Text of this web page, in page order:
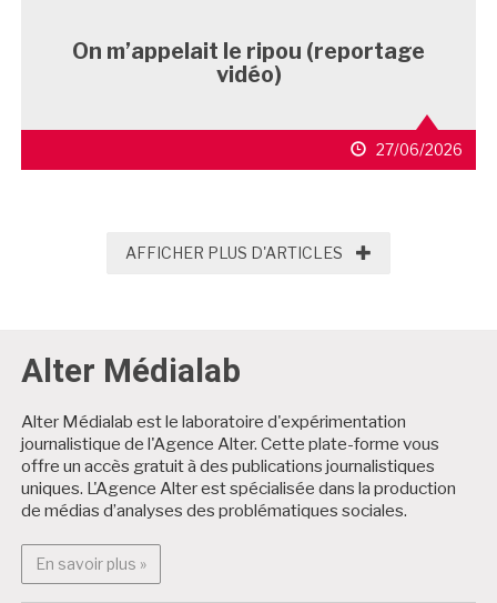
On m’appelait le ripou (reportage
vidéo)
27/06/2026
AFFICHER PLUS D'ARTICLES AFFICHER PLUS
Alter Médialab
Alter Médialab est le laboratoire d'expérimentation
journalistique de l'Agence Alter. Cette plate-forme vous
offre un accès gratuit à des publications journalistiques
uniques. L'Agence Alter est spécialisée dans la production
de médias d’analyses des problématiques sociales.
En savoir plus »En savoir plus : Alter Médialab